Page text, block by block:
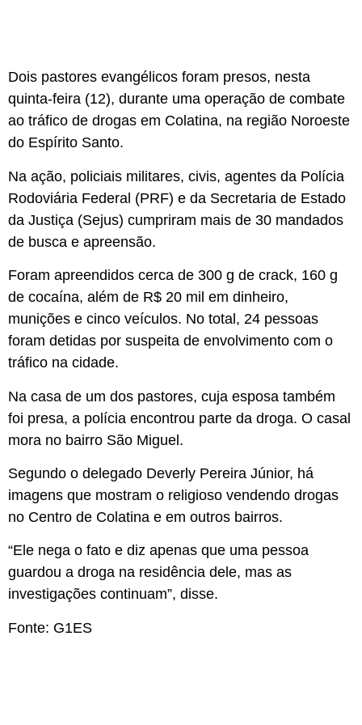
Dois pastores evangélicos foram presos, nesta
quinta-feira (12), durante uma operação de combate
ao tráfico de drogas em Colatina, na região Noroeste
do Espírito Santo.
Na ação, policiais militares, civis, agentes da Polícia
Rodoviária Federal (PRF) e da Secretaria de Estado
da Justiça (Sejus) cumpriram mais de 30 mandados
de busca e apreensão.
Foram apreendidos cerca de 300 g de crack, 160 g
de cocaína, além de R$ 20 mil em dinheiro,
munições e cinco veículos. No total, 24 pessoas
foram detidas por suspeita de envolvimento com o
tráfico na cidade.
Na casa de um dos pastores, cuja esposa também
foi presa, a polícia encontrou parte da droga. O casal
mora no bairro São Miguel.
Segundo o delegado Deverly Pereira Júnior, há
imagens que mostram o religioso vendendo drogas
no Centro de Colatina e em outros bairros.
“Ele nega o fato e diz apenas que uma pessoa
guardou a droga na residência dele, mas as
investigações continuam”, disse.
Fonte: G1ES